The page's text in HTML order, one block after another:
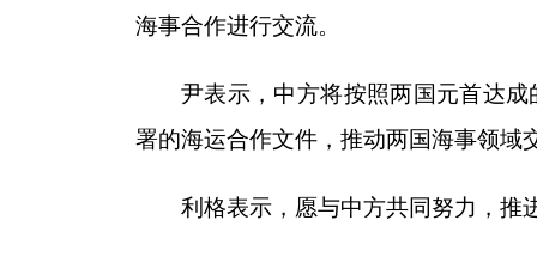
海事合作进行交流。
尹表示，中方将按照两国元首达
署的海运合作文件，推动两国海事领域
利格表示，愿与中方共同努力，推